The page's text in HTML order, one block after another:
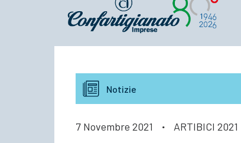
Notizie
7 Novembre 2021 · ARTIBICI 2021